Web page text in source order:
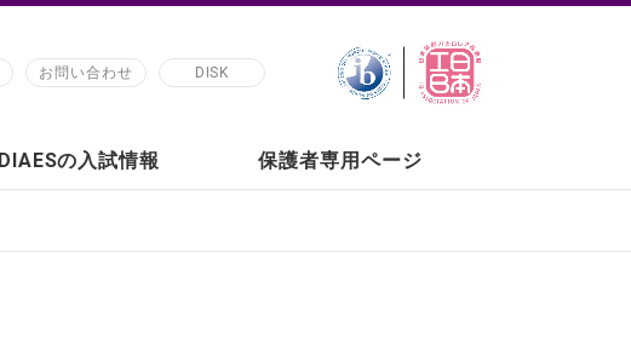
お問い合わせ DISK
DIAESの入試情報 保護者専用ページ